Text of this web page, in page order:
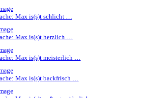
Max is(s)t schlicht …
Max is(s)t herzlich …
Max is(s)t meisterlich …
Max is(s)t backfrisch …